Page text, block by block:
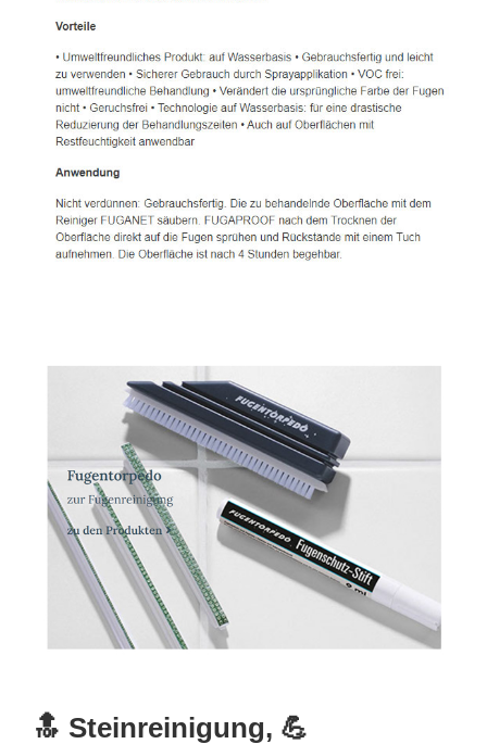
🔝 Steinreinigung, 💪